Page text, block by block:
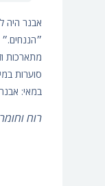
אבנר היה
מתארכות
סוערות
במאי: אבנר
רוח